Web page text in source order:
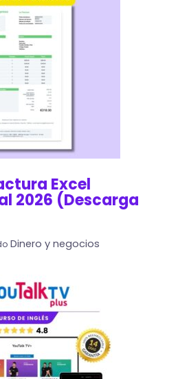
Excel
2026 (Descarga
Dinero y negocios